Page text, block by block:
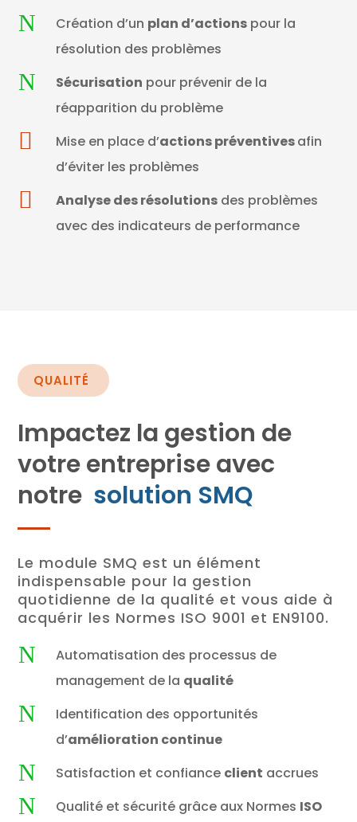
N Création d’un plan d’actionspour la
résolution des problèmes
N Sécurisation pour prévenir de la
réapparition du problème
 Mise en place d’actions préventivesafin
d’éviter les problèmes
 Analyse des résolutionsdes problèmes
avec des indicateurs de performance
QUALITÉ
Impactez la gestion de
votre entreprise avec
notre solution SMQ
Le module SMQ est un élément
indispensable pour la gestion
quotidienne de la qualité et vous aide à
acquérir les Normes ISO 9001 et EN9100.
N
Automatisation des processus de
management de la qualité
N
Identification des opportunités
d’amélioration continue
N Satisfaction et confiance client accrues
N Qualité et sécurité grâce aux Normes ISO